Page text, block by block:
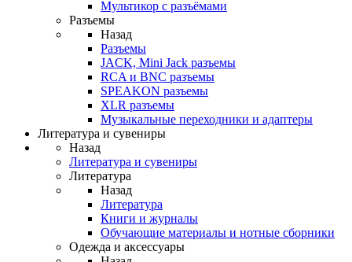
Мультикор с разъёмами
Разъемы
Назад
Разъемы
JACK, Mini Jack разъемы
RCA и BNC разъемы
SPEAKON разъемы
XLR разъемы
Музыкальные переходники и адаптеры
Литература и сувениры
Назад
Литература и сувениры
Литература
Назад
Литература
Книги и журналы
Обучающие материалы и нотные сборники
Одежда и аксессуары